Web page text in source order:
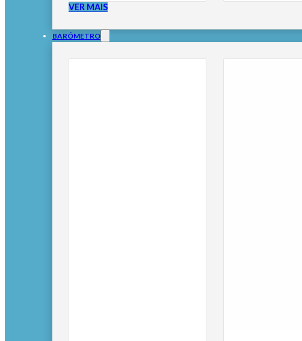
VER MAIS
BARÓMETRO